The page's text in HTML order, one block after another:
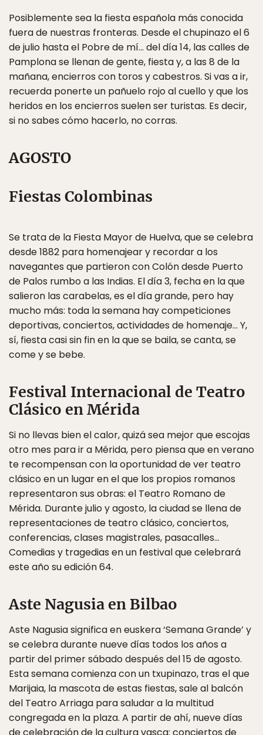
Posiblemente sea la fiesta española más conocida
fuera de nuestras fronteras. Desde el chupinazo el 6
de julio hasta el Pobre de mí… del día 14, las calles de
Pamplona se llenan de gente, fiesta y, a las 8 de la
mañana, encierros con toros y cabestros. Si vas a ir,
recuerda ponerte un pañuelo rojo al cuello y que los
heridos en los encierros suelen ser turistas. Es decir,
si no sabes cómo hacerlo, no corras.
AGOSTO
Fiestas Colombinas
Se trata de la Fiesta Mayor de Huelva, que se celebra
desde 1882 para homenajear y recordar a los
navegantes que partieron con Colón desde Puerto
de Palos rumbo a las Indias. El día 3, fecha en la que
salieron las carabelas, es el día grande, pero hay
mucho más: toda la semana hay competiciones
deportivas, conciertos, actividades de homenaje… Y,
sí, fiesta casi sin fin en la que se baila, se canta, se
come y se bebe.
Festival Internacional de Teatro
Clásico en Mérida
Si no llevas bien el calor, quizá sea mejor que escojas
otro mes para ir a Mérida, pero piensa que en verano
te recompensan con la oportunidad de ver teatro
clásico en un lugar en el que los propios romanos
representaron sus obras: el Teatro Romano de
Mérida. Durante julio y agosto, la ciudad se llena de
representaciones de teatro clásico, conciertos,
conferencias, clases magistrales, pasacalles…
Comedias y tragedias en un festival que celebrará
este año su edición 64.
Aste Nagusia en Bilbao
Aste Nagusia significa en euskera ‘Semana Grande’ y
se celebra durante nueve días todos los años a
partir del primer sábado después del 15 de agosto.
Esta semana comienza con un txupinazo, tras el que
Marijaia, la mascota de estas fiestas, sale al balcón
del Teatro Arriaga para saludar a la multitud
congregada en la plaza. A partir de ahí, nueve días